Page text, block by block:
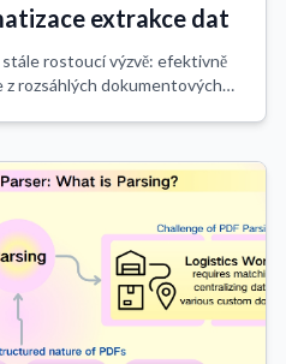
extrakce dat
rostoucí výzvě: efektivně
rozsáhlých dokumentových